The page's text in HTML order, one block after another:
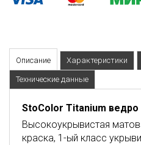
Описание Характеристики
Технические данные
StoColor Titanium ведро
Высокоукрывистая
краска, 1-ый класс